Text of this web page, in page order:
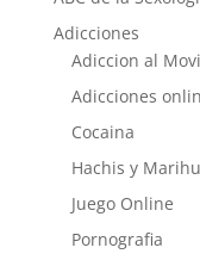
Adicciones
Adiccion al
Adicciones
Cocaina
Hachis y
Juego Online
Pornografia